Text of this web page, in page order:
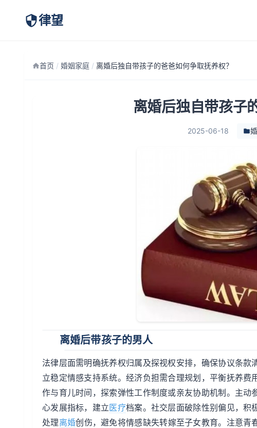
律望
首页 / 婚姻家庭 / 离婚后独自带孩子的爸爸如何争取抚养权？
离婚后独自带孩子
2025-06-18
离婚后带孩子的男人
法律层面需明确抚养权归属及探视权安排，确保协议条
立稳定情感支持系统。经济负担需合理规划，平衡抚养
作与育儿时间，探索弹性工作制度或亲友协助机制。主
心发展指标，建立医疗档案。社交层面破除性别偏见，积
处理离婚创伤，避免将情感缺失转嫁至子女教育。注意